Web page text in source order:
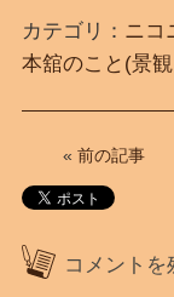
カテゴリ： ニコ
本舘のこと(景
« 前の記事
コメントを